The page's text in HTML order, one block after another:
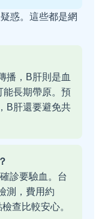
惑。這些都是網
播，B肝則是血
能長期帶原。預
B肝還要避免共
診要驗血。台
測，費用約
查比較安心。